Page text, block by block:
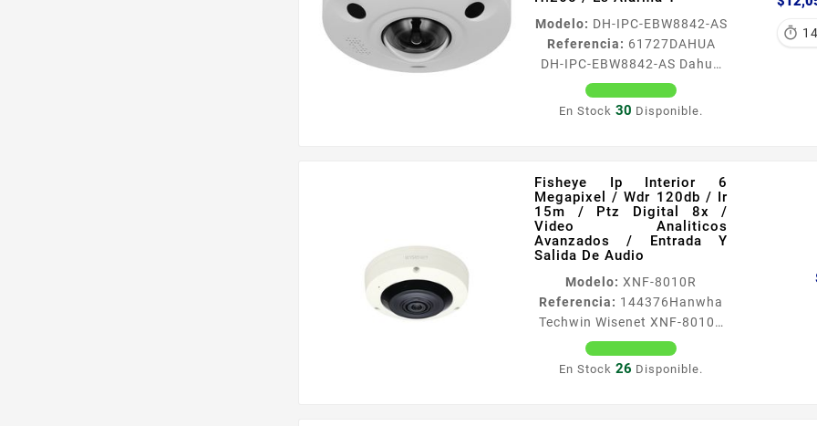
F22 BN 0 Lux IR LED
Encendido Velocidad del
shutter 2 112000s Dia Noche
real con filtro ICR Lente fijo
108 mm Distancia de IR 10 m
Funciones...
Modelo: DH-IPC-EBW8842-AS
Referencia: 61727DAHUA
DH-IPC-EBW8842-AS Dahua
Dhipcebw8842pas Cámara Ip
Fisheye 8 Mp Wizmind/ Ir 10
Principales Sensor CMOS de
8 MP 117 Alta definición y
rendimiento en baja
luminosidad Resolución y
Velocidad 8M 3280 × 2480 a
2530 fps Visión Nocturna
LED IR con alcance de hasta
10 m Monitoreo Inteligente
Detección de...
En Stock 30 Disponible.

Fisheye Ip Interior 6
Megapixel / Wdr 120db / Ir
15m / Ptz Digital 8x /
Video Analiticos
Avanzados / Entrada Y
Salida De Audio
Modelo: XNF-8010R
Referencia: 144376Hanwha
Techwin Wisenet XNF-8010R
Fisheye Ip Interior 6
Megapixel / Wdr 120db / Ir
En Stock 26 Disponible.